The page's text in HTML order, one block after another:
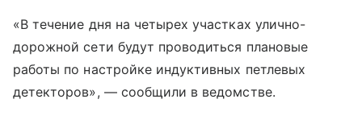
«В течение дня на четырех участках улично-
дорожной сети будут проводиться плановые
работы по настройке индуктивных петлевых
детекторов», — сообщили в ведомстве.